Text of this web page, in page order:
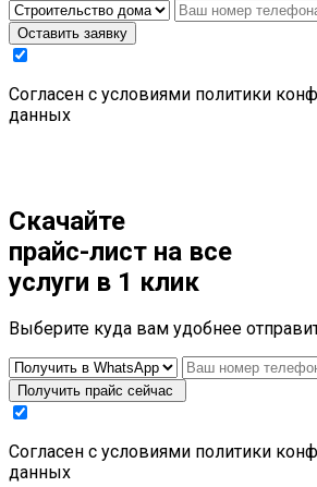
Оставить заявку
Cогласен с условиями политики
данных
Скачайте
прайс-лист на все
услуги в 1 клик
Выберите куда вам удобнее
Получить прайс сейчас
Cогласен с условиями политики
данных